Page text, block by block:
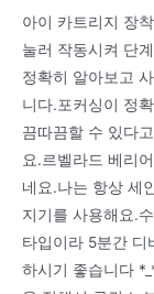
아이 카트리지 장
눌러 작동시켜 단
정확히 알아보고
니다.포커싱이 정
끔따끔할 수 있다
요.르벨라드 베리
네요.나는 항상 세
지기를 사용해요.
타입이라 5분간 디
하시기 좋습니다